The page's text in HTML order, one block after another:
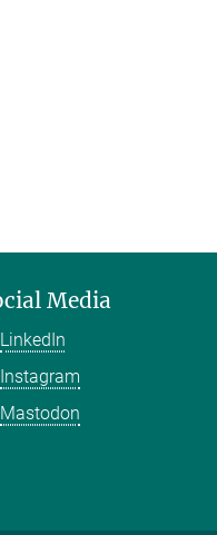
Media
LinkedIn
Instagram
Mastodon